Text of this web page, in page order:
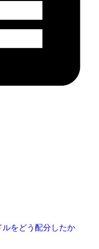
をどう配分したか